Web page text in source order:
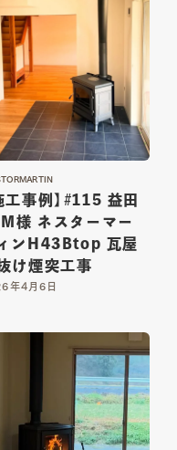
Facebook
工事例】#115 益田
様 ネスターマー
ンH43Btop 瓦屋
け煙突工事
年4月6日